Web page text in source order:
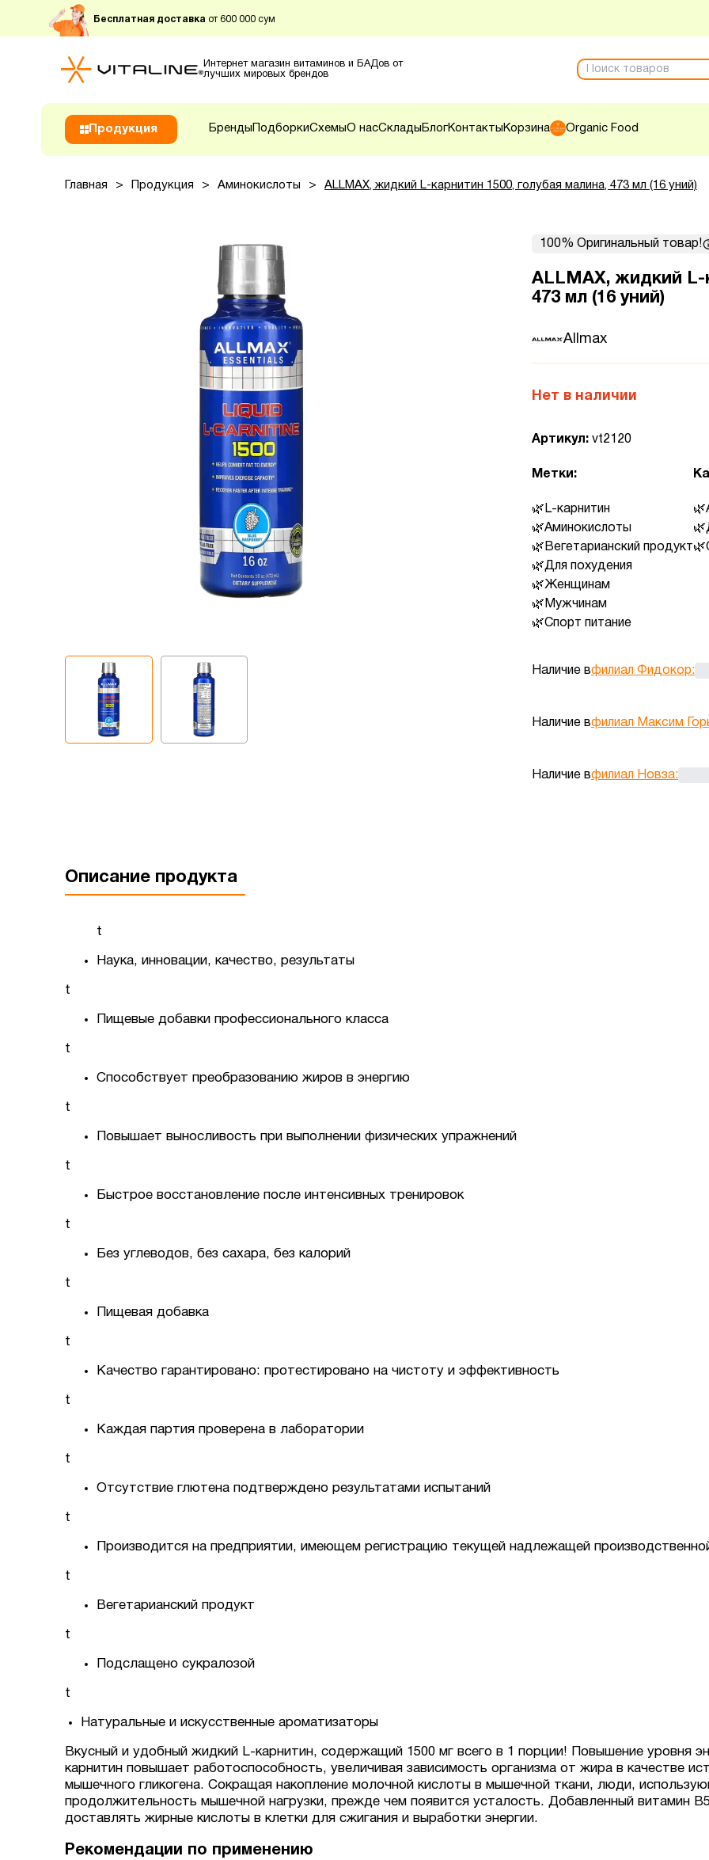
Бесплатная доставка от 600 000 сум
Интернет магазин витаминов и БАДов от
лучших мировых брендов
Продукция Бренды ПодборкиСхемыО насСклады БлогКонтакты Корзина Organic Food
Главная > Продукция > Аминокислоты > ALLMAX, жидкий L-карнитин 1500, голубая малина, 473 мл (16 уний)
100% Оригинальный товар!
ALLMAX, жидкий L-
473 мл (16 уний)
Allmax
Нет в наличии
Артикул: vt2120
Метки:
L-карнитин
Аминокислоты
Вегетарианский продукт
Для похудения
Женщинам
Мужчинам
Спорт питание
Наличие вфилиал Фидокор:
Наличие вфилиал Максим
Наличие вфилиал Новза:
Описание продукта
t
Наука, инновации, качество, результаты
t
Пищевые добавки профессионального класса
t
Способствует преобразованию жиров в энергию
t
Повышает выносливость при выполнении физических упражнений
t
Быстрое восстановление после интенсивных тренировок
t
Без углеводов, без сахара, без калорий
t
Пищевая добавка
t
Качество гарантировано: протестировано на чистоту и эффективность
t
Каждая партия проверена в лаборатории
t
Отсутствие глютена подтверждено результатами испытаний
t
Производится на предприятии, имеющем регистрацию текущей надлежащей
t
Вегетарианский продукт
t
Подслащено сукралозой
t
Натуральные и искусственные ароматизаторы
Вкусный и удобный жидкий L-карнитин, содержащий 1500 мг всего в 1 порции! Повышение уровня
карнитин повышает работоспособность, увеличивая зависимость организма от жира в качестве
мышечного гликогена. Сокращая накопление молочной кислоты в мышечной ткани, люди,
продолжительность мышечной нагрузки, прежде чем появится усталость. Добавленный витамин
доставлять жирные кислоты в клетки для сжигания и выработки энергии.
Рекомендации по применению